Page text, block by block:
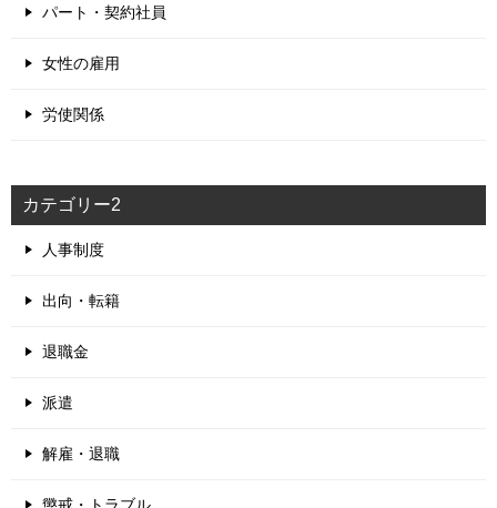
パート・契約社員
女性の雇用
労使関係
カテゴリー2
人事制度
出向・転籍
退職金
派遣
解雇・退職